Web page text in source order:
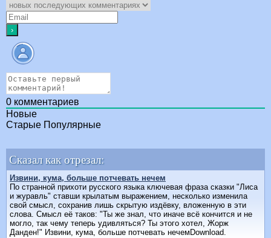
0 комментариев
Новые
Старые Популярные
Сказал как отрезал:
Извини, кума, больше потчевать нечем
По странной прихоти русского языка ключевая фраза сказки "Лиса
и журавль" ставши крылатым выражением, несколько изменила
свой смысл, сохранив лишь скрытую издёвку, вложенную в эти
слова. Смысл её таков: "Ты же знал, что иначе всё кончится и не
могло, так чему теперь удивляться? Ты этого хотел, Жорж
Данден!" Извини, кума, больше потчевать нечемDownload.